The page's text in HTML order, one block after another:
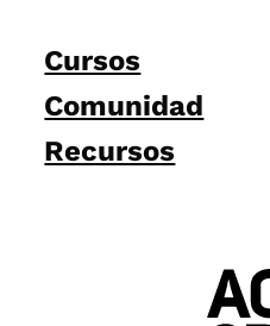
Cursos
Comunidad
Recursos